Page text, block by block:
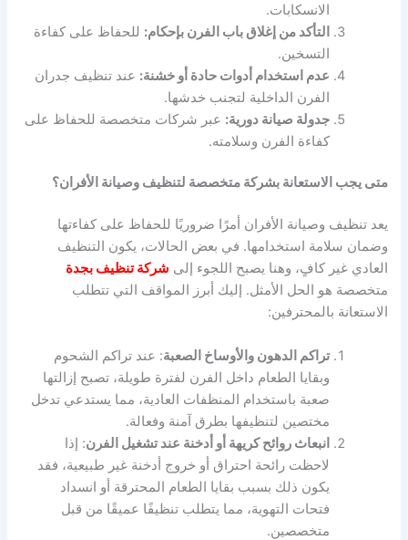
الانسكابات.
التأكد من إغلاق باب الفرن بإحكام: للحفاظ على كفاءة
التسخين.
عدم استخدام أدوات حادة أو خشنة: عند تنظيف جدران
الفرن الداخلية لتجنب خدشها.
جدولة صيانة دورية: عبر شركات متخصصة للحفاظ على
كفاءة الفرن وسلامته.
متى يجب الاستعانة بشركة متخصصة لتنظيف وصيانة الأفران؟
يعد تنظيف وصيانة الأفران أمرًا ضروريًا للحفاظ على كفاءتها
وضمان سلامة استخدامها. في بعض الحالات، يكون التنظيف
العادي غير كافٍ، وهنا يصبح اللجوء إلى شركة تنظيف بجدة
متخصصة هو الحل الأمثل. إليك أبرز المواقف التي تتطلب
الاستعانة بالمحترفين:
تراكم الدهون والأوساخ الصعبة: عند تراكم الشحوم
وبقايا الطعام داخل الفرن لفترة طويلة، تصبح إزالتها
صعبة باستخدام المنظفات العادية، مما يستدعي تدخل
مختصين لتنظيفها بطرق آمنة وفعالة.
انبعاث روائح كريهة أو أدخنة عند تشغيل الفرن: إذا
لاحظت رائحة احتراق أو خروج أدخنة غير طبيعية، فقد
يكون ذلك بسبب بقايا الطعام المحترقة أو انسداد
فتحات التهوية، مما يتطلب تنظيفًا عميقًا من قبل
متخصصين.